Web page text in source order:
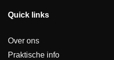
Quick links
Over ons
Praktische info